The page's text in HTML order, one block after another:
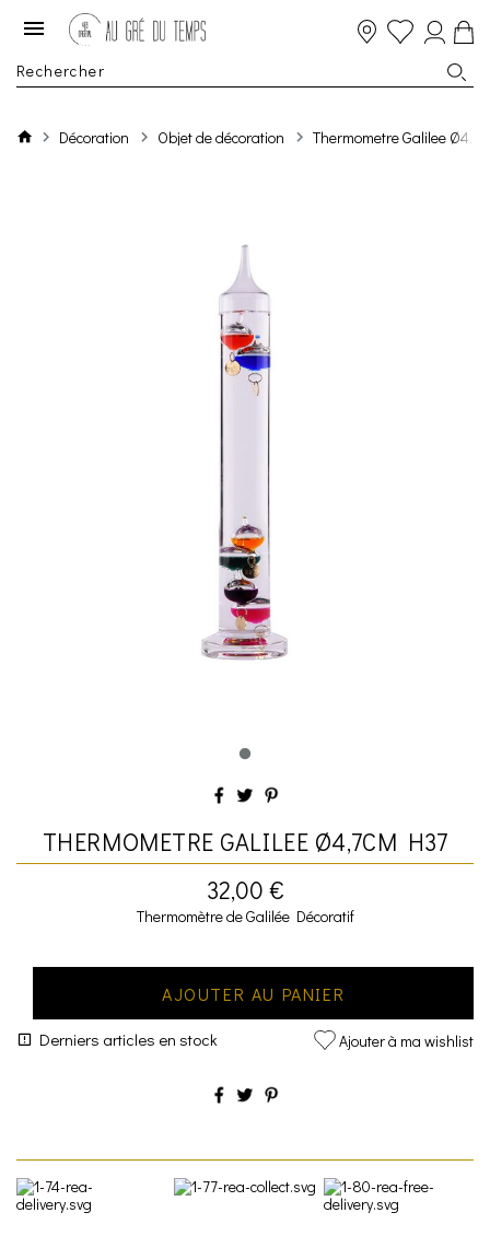
Décoration Objet de décoration Thermometre Galilee
THERMOMETRE GALILEE Ø4,7CM H37
32,00 €
Thermomètre de Galilée Décoratif
AJOUTER AU PANIER
Derniers articles en stock Ajouter à ma wishlist